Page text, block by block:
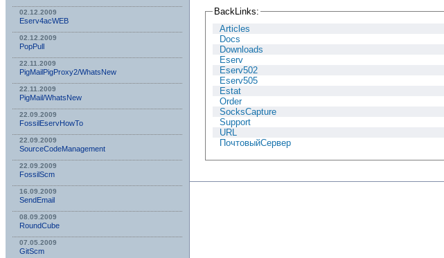
02.12.2009
Eserv4acWEB
02.12.2009
PopPull
22.11.2009
PigMailPigProxy2/WhatsNew
22.11.2009
PigMail/WhatsNew
22.09.2009
FossilEservHowTo
22.09.2009
SourceCodeManagement
22.09.2009
FossilScm
16.09.2009
SendEmail
08.09.2009
RoundCube
07.05.2009
GitScm
BackLinks:
Articles
Docs
Downloads
Eserv
Eserv502
Eserv505
Estat
Order
SocksCapture
Support
URL
ПочтовыйСервер